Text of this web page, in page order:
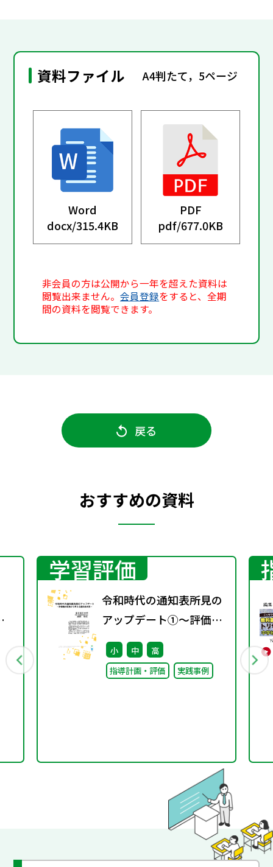
資料ファイル A4判たて，5ページ
Word
docx/315.4KB
PDF
pdf/677.0KB
非会員の方は公開から一年を超えた資料は
閲覧出来ません。会員登録をすると、全期
間の資料を閲覧できます。
戻る
おすすめの資料
学習評価
令和時代の通知表所見の
アップデート①～評価観
の転換から考える通知表
所見～
小 中
高
指導計画・評価
実践事例